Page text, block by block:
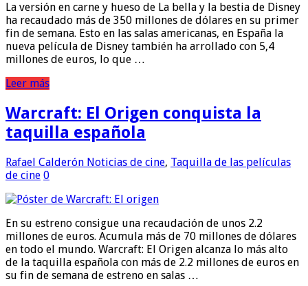
La versión en carne y hueso de La bella y la bestia de Disney
ha recaudado más de 350 millones de dólares en su primer
fin de semana. Esto en las salas americanas, en España la
nueva película de Disney también ha arrollado con 5,4
millones de euros, lo que …
Leer más
Warcraft: El Origen conquista la
taquilla española
Rafael Calderón Noticias de cine, Taquilla de las películas
de cine 0
En su estreno consigue una recaudación de unos 2.2
millones de euros. Acumula más de 70 millones de dólares
en todo el mundo. Warcraft: El Origen alcanza lo más alto
de la taquilla española con más de 2.2 millones de euros en
su fin de semana de estreno en salas …